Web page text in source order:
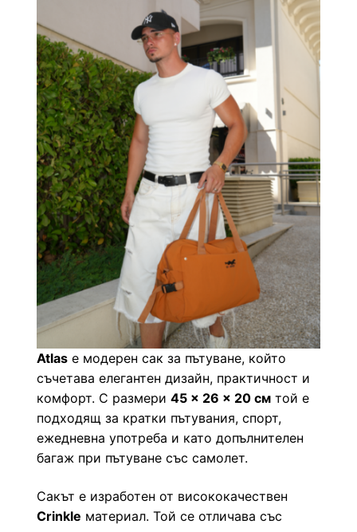
Atlas е модерен сак за пътуване, който
съчетава елегантен дизайн, практичност и
комфорт. С размери 45 × 26 × 20 см той е
подходящ за кратки пътувания, спорт,
ежедневна употреба и като допълнителен
багаж при пътуване със самолет.
Сакът е изработен от висококачествен
Crinkle материал. Той се отличава със